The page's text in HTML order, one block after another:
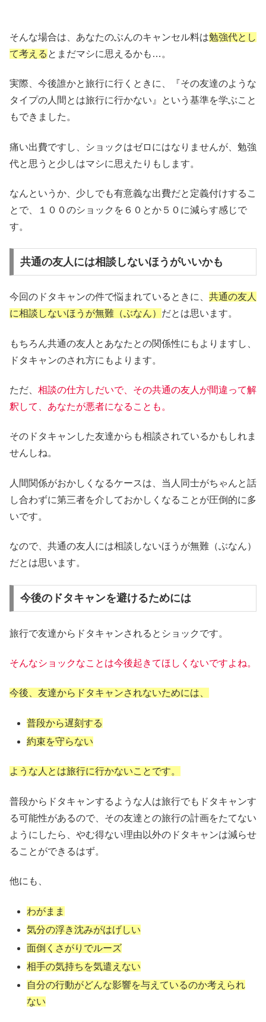
そんな場合は、あなたのぶんのキャンセル料は勉強代とし
て考える とまだマシに思えるかも…。
実際、今後誰かと旅行に行くときに、『その友達のような
タイプの人間とは旅行に行かない』という基準を学ぶこと
もできました。
痛い出費ですし、ショックはゼロにはなりませんが、勉強
代と思うと少しはマシに思えたりもします。
なんというか、少しでも有意義な出費だと定義付けするこ
とで、１００のショックを６０とか５０に減らす感じで
す。
共通の友人には相談しないほうがいいかも
今回のドタキャンの件で悩まれているときに、 共通の友人
に相談しないほうが無難（ぶなん） だとは思います。
もちろん共通の友人とあなたとの関係性にもよりますし、
ドタキャンのされ方にもよります。
ただ、 相談の仕方しだいで、その共通の友人が間違って解
釈して、あなたが悪者になることも。
そのドタキャンした友達からも相談されているかもしれま
せんしね。
人間関係がおかしくなるケースは、当人同士がちゃんと話
し合わずに第三者を介しておかしくなることが圧倒的に多
いです。
なので、共通の友人には相談しないほうが無難（ぶなん）
だとは思います。
今後のドタキャンを避けるためには
旅行で友達からドタキャンされるとショックです。
そんなショックなことは今後起きてほしくないですよね。
今後、友達からドタキャンされないためには、
普段から遅刻する
約束を守らない
ような人とは旅行に行かないことです。
普段からドタキャンするような人は旅行でもドタキャンす
る可能性があるので、その友達との旅行の計画をたてない
ようにしたら、やむ得ない理由以外のドタキャンは減らせ
ることができるはず。
他にも、
わがまま
気分の浮き沈みがはげしい
面倒くさがりでルーズ
相手の気持ちを気遣えない
自分の行動がどんな影響を与えているのか考えられ
ない